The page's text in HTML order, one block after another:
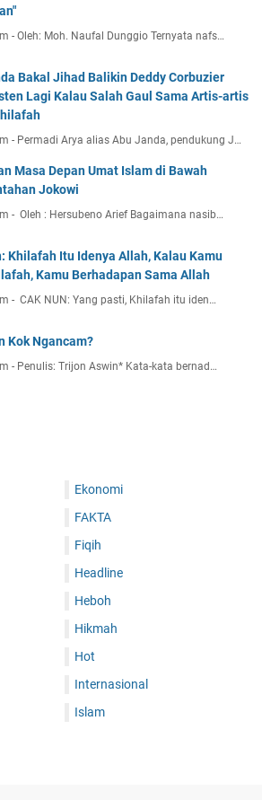
- Oleh: Moh. Naufal Dunggio Ternyata nafs…
Bakal Jihad Balikin Deddy Corbuzier
Lagi Kalau Salah Gaul Sama Artis-artis
- Permadi Arya alias Abu Janda, pendukung J…
Masa Depan Umat Islam di Bawah
Jokowi
- Oleh : Hersubeno Arief Bagaimana nasib…
Khilafah Itu Idenya Allah, Kalau Kamu
Kamu Berhadapan Sama Allah
- CAK NUN: Yang pasti, Khilafah itu iden…
Kok Ngancam?
- Penulis: Trijon Aswin* Kata-kata bernad…
Ekonomi
FAKTA
Fiqih
Headline
Heboh
Hikmah
Hot
Internasional
Islam